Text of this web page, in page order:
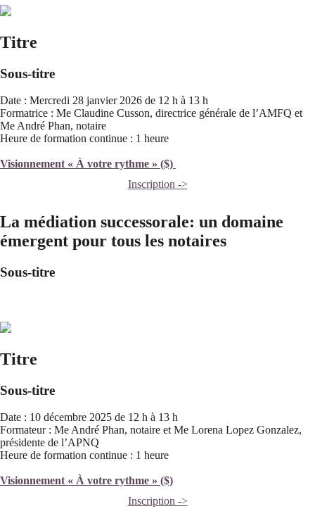
Titre
Sous-titre
Date : Mercredi 28 janvier 2026 de 12 h à 13 h
Formatrice : Me Claudine Cusson, directrice générale de l’AMFQ et
Me André Phan, notaire
Heure de formation continue : 1 heure
Visionnement « À votre rythme » ($)
Inscription ->
La médiation successorale: un domaine
émergent pour tous les notaires
Sous-titre
Titre
Sous-titre
Date : 10 décembre 2025 de 12 h à 13 h
Formateur : Me André Phan, notaire et Me Lorena Lopez Gonzalez,
présidente de l’APNQ
Heure de formation continue : 1 heure
Visionnement « À votre rythme » ($)
Inscription ->